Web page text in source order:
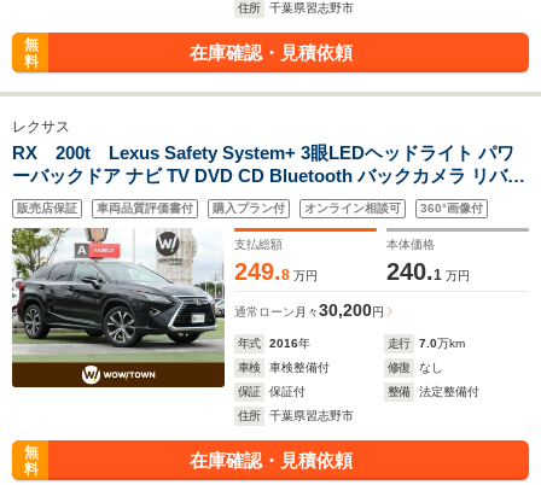
住所
千葉県習志野市
無
料
在庫確認・見積依頼
レクサス
RX 200t Lexus Safety System+ 3眼LEDヘッドライト パワ
ーバックドア ナビ TV DVD CD Bluetooth バックカメラ リバー
ス連動ドアミラー ETC2.0
販売店保証 車両品質評価書付 購入プラン付 オンライン相談可 360°画像付
支払総額
249.8 万円
本体価格
240.1 万円
通常ローン 月々30,200円
年式 2016年 走行 7.0万km
車検
車検整備付 修復
なし
保証
保証付 整備
法定整備付
住所
千葉県習志野市
無
料
在庫確認・見積依頼